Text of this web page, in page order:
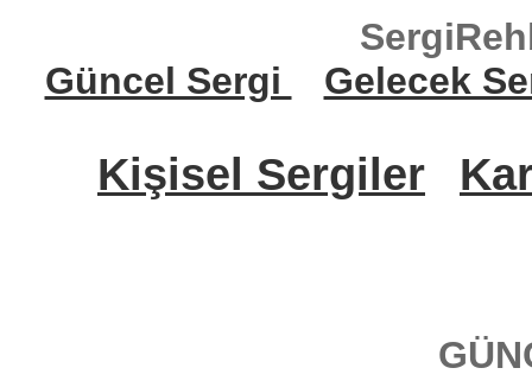
Güncel Sergi
Gelecek
Kişisel Sergiler